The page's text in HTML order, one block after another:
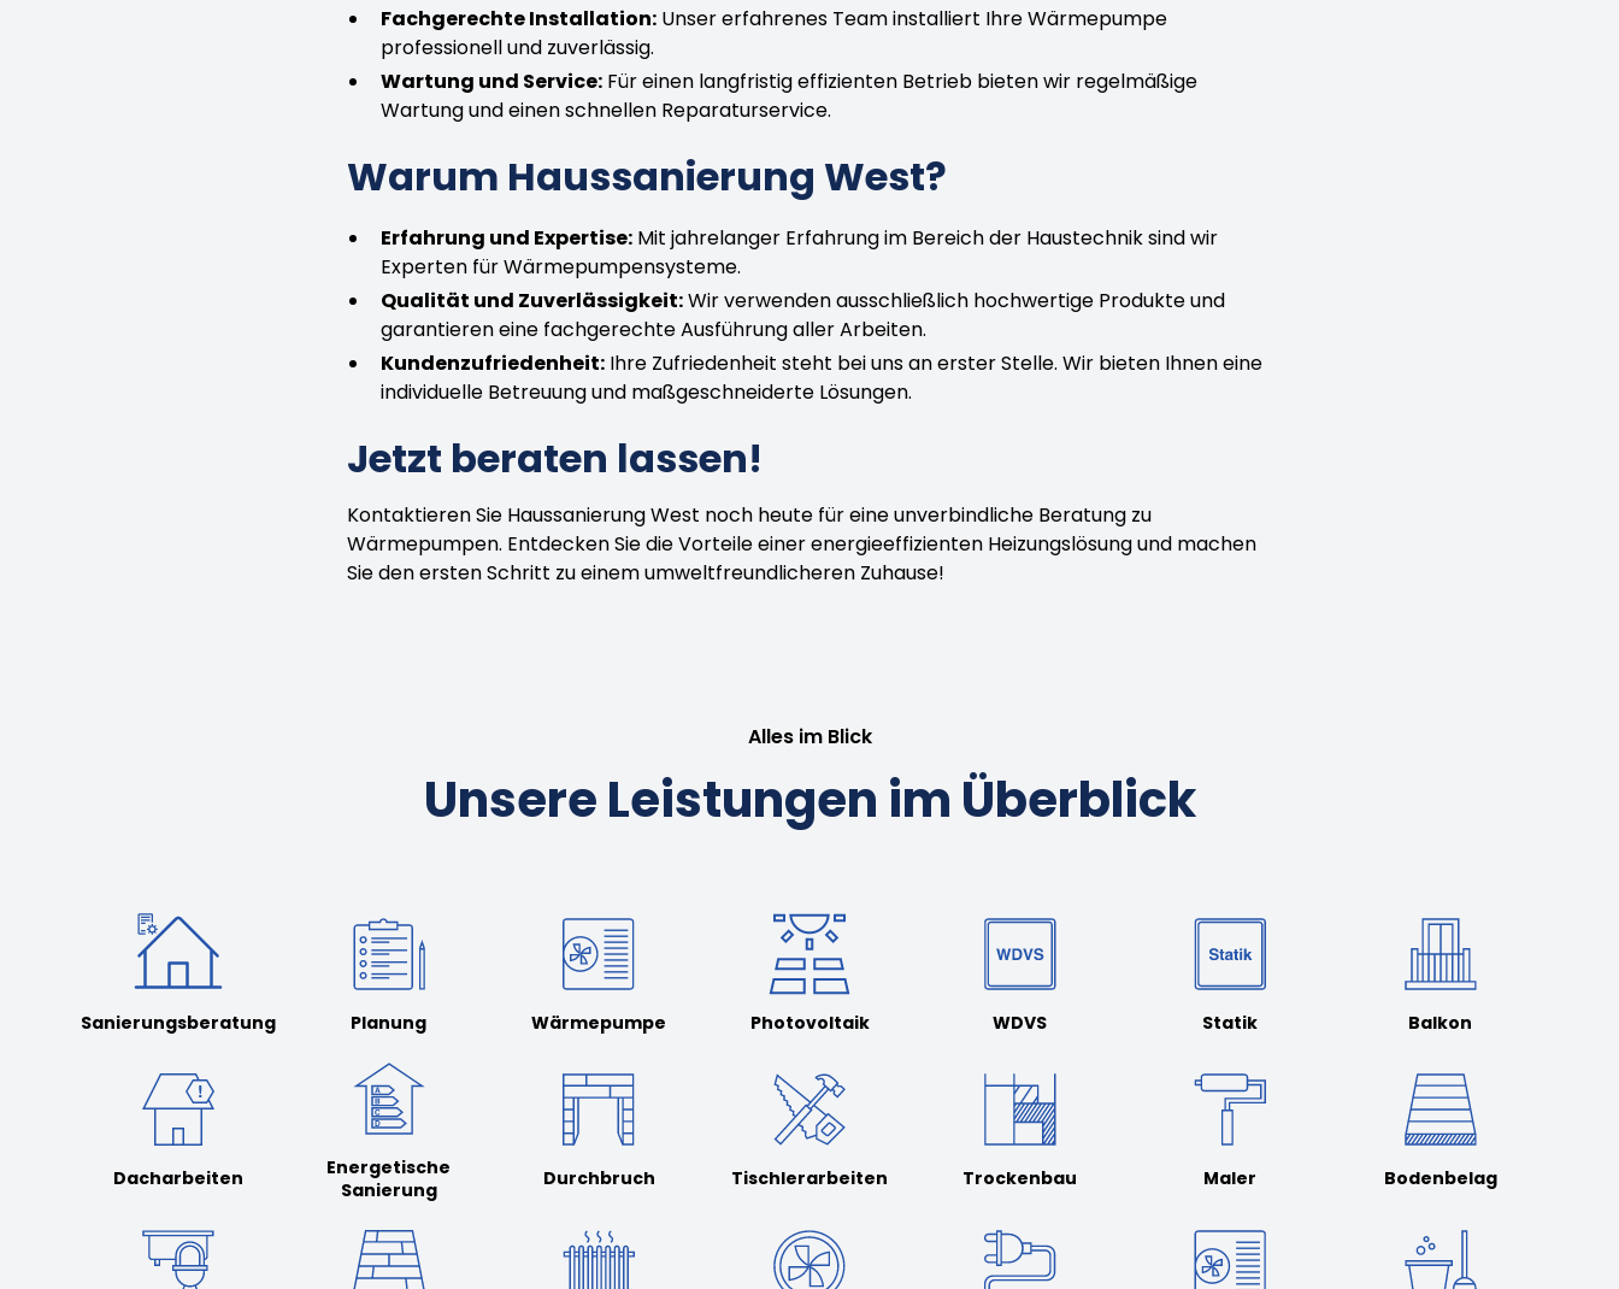
Fachgerechte Installation: Unser erfahrenes Team installiert Ihre Wärmepumpe
professionell und zuverlässig.
Wartung und Service: Für einen langfristig effizienten Betrieb bieten wir regelmäßige
Wartung und einen schnellen Reparaturservice.
Warum Haussanierung West?
Erfahrung und Expertise: Mit jahrelanger Erfahrung im Bereich der Haustechnik sind wir
Experten für Wärmepumpensysteme.
Qualität und Zuverlässigkeit:Wir verwenden ausschließlich hochwertige Produkte und
garantieren eine fachgerechte Ausführung aller Arbeiten.
Kundenzufriedenheit: Ihre Zufriedenheit steht bei uns an erster Stelle. Wir bieten Ihnen eine
individuelle Betreuung und maßgeschneiderte Lösungen.
Jetzt beraten lassen!
Kontaktieren Sie Haussanierung West noch heute für eine unverbindliche Beratung zu
Wärmepumpen. Entdecken Sie die Vorteile einer energieeffizienten Heizungslösung und machen
Sie den ersten Schritt zu einem umweltfreundlicheren Zuhause!
Alles im Blick
Unsere Leistungen im Überblick
Sanierungsberatung Planung Wärmepumpe Photovoltaik WDVS Statik Balkon
Dacharbeiten
Energetische
Sanierung
Durchbruch Tischlerarbeiten Trockenbau Maler Bodenbelag